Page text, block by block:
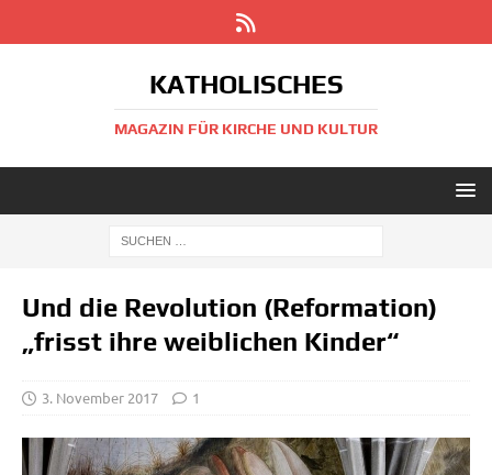
KATHOLISCHES
MAGAZIN FÜR KIRCHE UND KULTUR
Und die Revolution (Reformation)
„frisst ihre weiblichen Kinder“
3. November 2017 1